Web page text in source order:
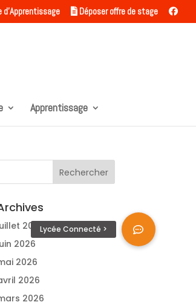
d’Apprentissage Déposer offre de stage
Apprentissage
2026
2026
2026
2026
2026